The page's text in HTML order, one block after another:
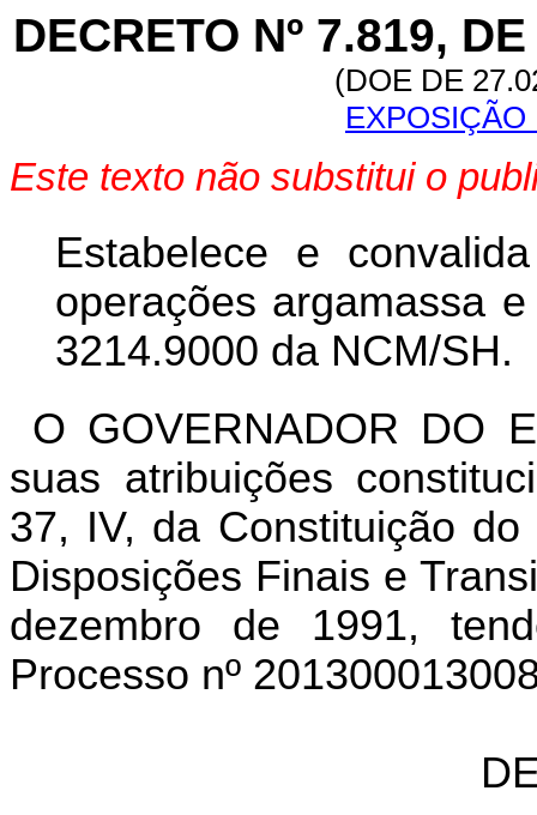
DECRETO Nº 7.819,
(DOE DE
Este texto não substitui o
Estabelece e
operações argamassa
3214.9000 da NCM/SH.
O GOVERNADOR DO
suas atribuições
37, IV, da Constituição
Disposições Finais e
dezembro de 1991,
Processo nº